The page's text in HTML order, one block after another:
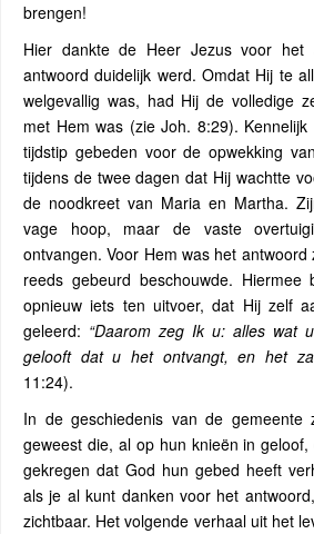
brengen!
Hier dankte de Heer Jezus voor het
antwoord duidelijk werd. Omdat Hij te
welgevallig was, had Hij de volledige
met Hem was (zie Joh. 8:29).
tijdstip gebeden voor de opwekking
tijdens de twee dagen dat Hij wachtte
de noodkreet van Maria en Martha.
vage hoop, maar de vaste
ontvangen. Voor Hem was het
reeds gebeurd beschouwde.
opnieuw iets ten uitvoer, dat Hij zelf
geleerd: “Daarom zeg Ik u: alles wat
gelooft dat u het ontvangt, en het
11:24).
In de geschiedenis van de gemeente
geweest die, al op hun knieën in
gekregen dat God hun gebed heeft
als je al kunt danken voor het
zichtbaar. Het volgende verhaal uit het